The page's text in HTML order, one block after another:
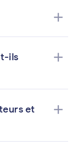
add
ils
add
et
add